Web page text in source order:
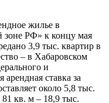
жилье в
зоне РФ» к концу мая
3,9 тыс. квартир в
– в Хабаровском
и
ставка за
около 5,8 тыс.
кв. м – 18,9 тыс.